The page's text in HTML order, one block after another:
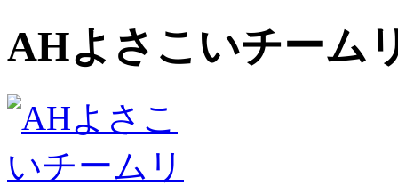
AHよさこいチーム